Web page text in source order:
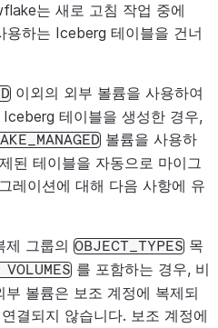
는 새로 고침 작업 중에
하는 Iceberg 테이블을 건너
이외의 외부 볼륨을 사용하여
테이블을 생성한 경우,
볼륨을 사용하
된 테이블을 자동으로 마이그
레이션에 대해 다음 사항에 유
제 그룹의 OBJECT_TYPES 목
VOLUMES 를 포함하는 경우, 비
부 볼륨은 보조 계정에 복제되
결되지 않습니다. 보조 계정에